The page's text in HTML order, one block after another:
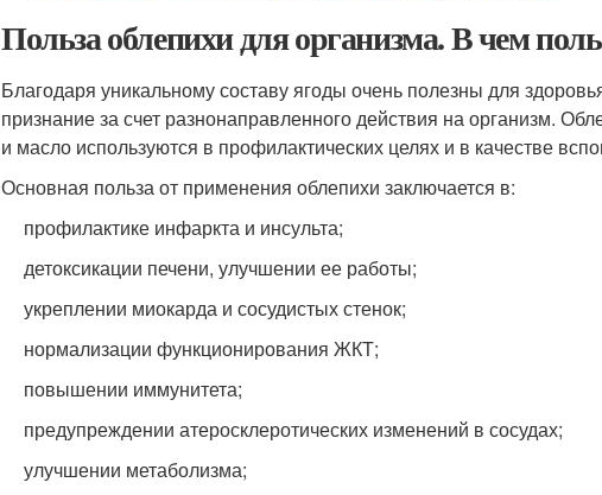
Польза облепихи для организма. В чем
Благодаря уникальному составу ягоды очень полезны для
признание за счет разнонаправленного действия на организм.
и масло используются в профилактических целях и в качестве
Основная польза от применения облепихи заключается в:
профилактике инфаркта и инсульта;
детоксикации печени, улучшении ее работы;
укреплении миокарда и сосудистых стенок;
нормализации функционирования ЖКТ;
повышении иммунитета;
предупреждении атеросклеротических изменений в сосудах;
улучшении метаболизма;